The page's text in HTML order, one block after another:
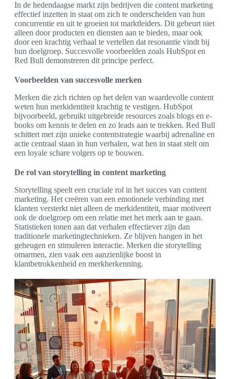
In de hedendaagse markt zijn bedrijven die content marketing
effectief inzetten in staat om zich te onderscheiden van hun
concurrentie en uit te groeien tot marktleiders. Dit gebeurt niet
alleen door producten en diensten aan te bieden, maar ook
door een krachtig verhaal te vertellen dat resonantie vindt bij
hun doelgroep. Succesvolle voorbeelden zoals HubSpot en
Red Bull demonstreren dit principe perfect.
Voorbeelden van succesvolle merken
Merken die zich richten op het delen van waardevolle content
weten hun merkidentiteit krachtig te vestigen. HubSpot
bijvoorbeeld, gebruikt uitgebreide resources zoals blogs en e-
books om kennis te delen en zo leads aan te trekken. Red Bull
schittert met zijn unieke contentstrategie waarbij adrenaline en
actie centraal staan in hun verhalen, wat hen in staat stelt om
een loyale schare volgers op te bouwen.
De rol van storytelling in content marketing
Storytelling speelt een cruciale rol in het succes van content
marketing. Het creëren van een emotionele verbinding met
klanten versterkt niet alleen de merkidentiteit, maar motiveert
ook de doelgroep om een relatie met het merk aan te gaan.
Statistieken tonen aan dat verhalen effectiever zijn dan
traditionele marketingtechnieken. Ze blijven hangen in het
geheugen en stimuleren interactie. Merken die storytelling
omarmen, zien vaak een aanzienlijke boost in
klantbetrokkenheid en merkherkenning.